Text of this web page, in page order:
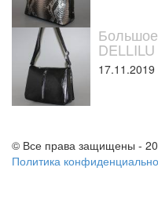
DELLILU
17.11.2019
© Все права защищены -
Политика